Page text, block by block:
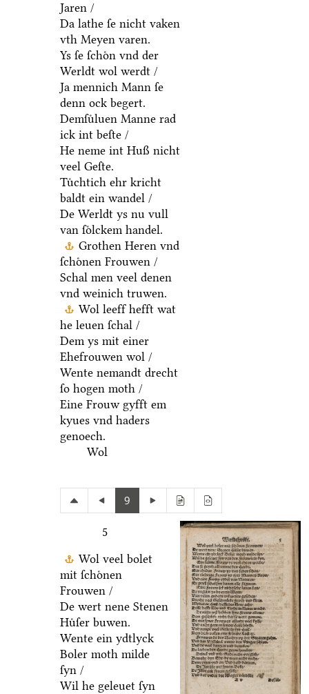
Jaren /
Da lathe ſe nicht vaken
vth Meyen varen.
Ys ſe ſchoͤn vnd der
Werldt wol werdt /
Ja mennich Mann ſe
denn ock begert.
Demſuͤluen Manne rad
ick int beſte /
He neme int Huß nicht
veel Geſte.
Tuͤchtich ehr kricht
baldt ein wandel /
De Werldt ys nu vull
van ſoͤlckem handel.
Grothen Heren vnd
ſchoͤnen Frouwen /
Schal men veel denen
vnd weinich truwen.
Wol leeff hefft wat
he leuen ſchal /
Dem ys mit einer
Ehefrouwen wol /
Wente nemandt drecht
ſo hogen moth /
Eine Frouw gyfft em
kyues vnd haders
genoech.
Wol
9
5
Wol veel bolet
mit ſchoͤnen
Frouwen /
De wert nene Stenen
Huͤſer buwen.
Wente ein ydtlyck
Boler moth milde
ſyn /
Wil he geleuet ſyn